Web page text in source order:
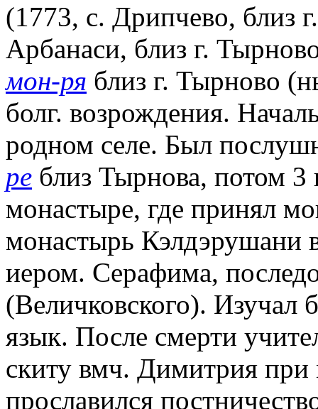
(1773, с. Дрипчево, близ
Арбанаси, близ г.
мон-ря близ г. Тырново
болг. возрождения.
родном селе. Был
ре близ Тырнова, потом 3
монастыре, где принял
монастырь Кэлдэрушани
иером. Серафима,
(Величковского). Изучал
язык. После смерти
скиту вмч. Димитрия при
прославился